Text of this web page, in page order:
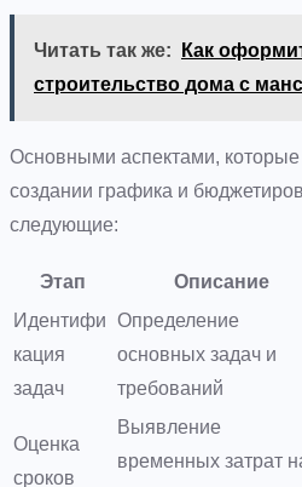
Читать так же:
Как
строительство дома с
Основными аспектами, которые
создании графика и
следующие:
Этап Описание
Идентифи
кация
задач
Определение
основных задач и
требований
Оценка
сроков
Выявление
временных затрат